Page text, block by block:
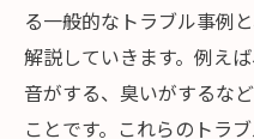
る一般的なトラブル事例
解説していきます。例え
音がする、臭いがするな
ことです。これらのトラ